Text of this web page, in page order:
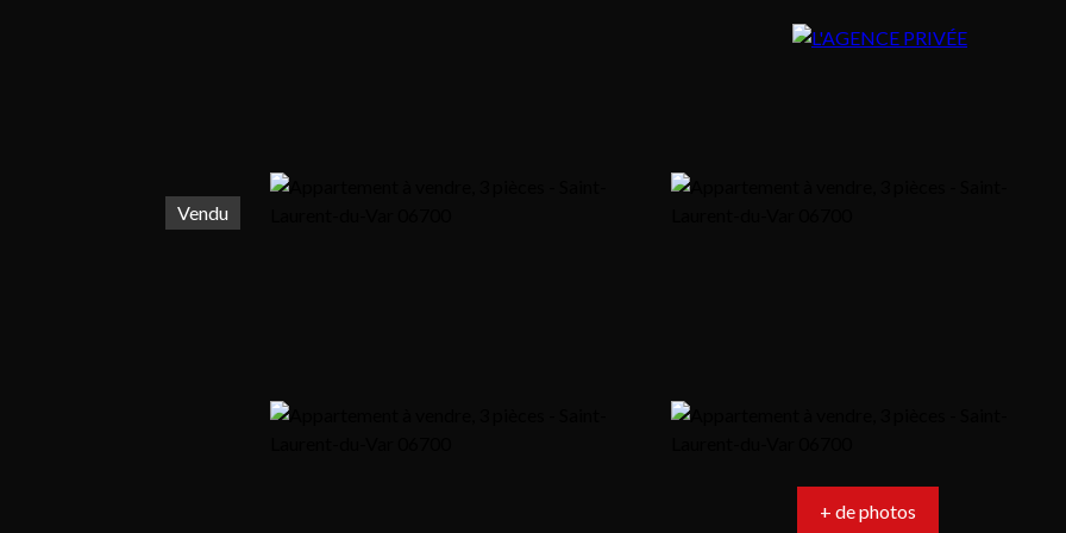
Blog Notre agence
Vendu
+ de photos